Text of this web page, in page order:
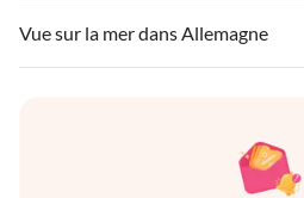
Vue sur la mer dans Allemagne